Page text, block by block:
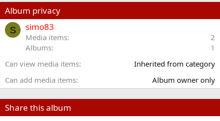
t
/
Album privacy
S simo83
Media items
2
Albums
1
Can view media items
Inherited from category
Can add media items
Album owner only
Share this album